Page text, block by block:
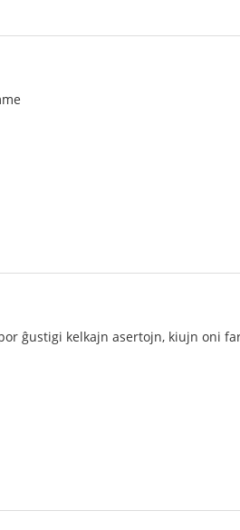
ĝustigi kelkajn asertojn, kiujn oni